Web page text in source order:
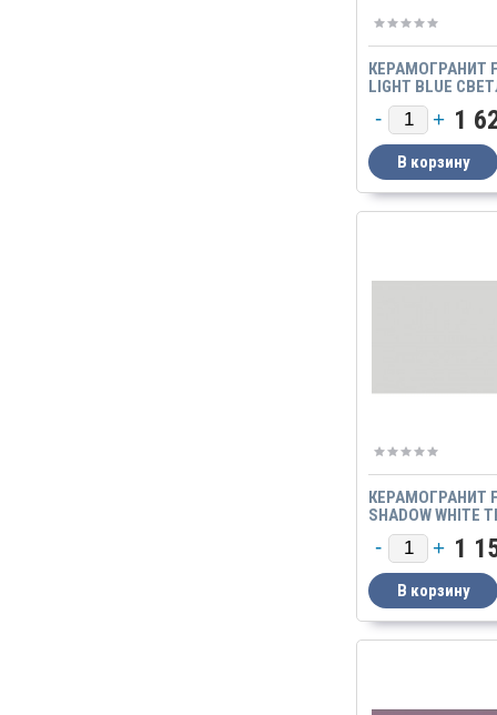
КЕРАМОГРАНИТ
LIGHT BLUE
CТАЛЬ GTF 488
МАТОВЫЙ 1
КЕРАМОГРАНИТ
SHADOW WHITE
БЕЛЫЙ GTF 406
МАТОВЫЙ 1